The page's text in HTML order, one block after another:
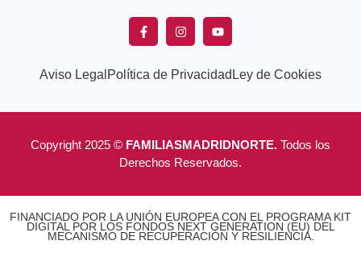
Aviso Legal Política de Privacidad Ley de Cookies
Copyright 2025 © FAMILIASMADRIDNORTE. Todos los
Derechos Reservados.
FINANCIADO POR LA UNIÓN EUROPEA CON EL PROGRAMA KIT
DIGITAL POR LOS FONDOS NEXT GENERATION (EU) DEL
MECANISMO DE RECUPERACIÓN Y RESILIENCIA.